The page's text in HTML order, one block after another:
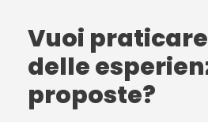
Vuoi
delle
proposte?